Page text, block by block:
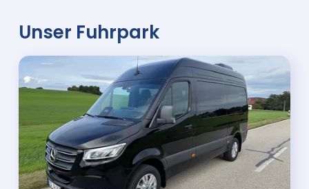
Unser Fuhrpark